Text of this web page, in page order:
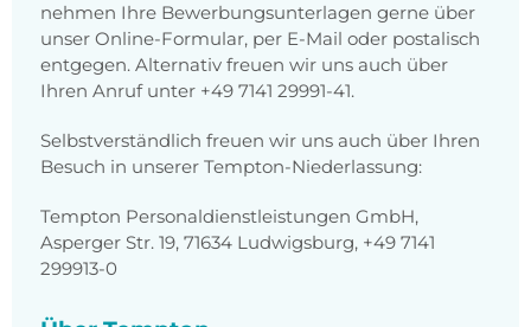
nehmen Ihre Bewerbungsunterlagen gerne über
unser Online-Formular, per E-Mail oder postalisch
entgegen. Alternativ freuen wir uns auch über
Ihren Anruf unter +49 7141 29991-41.
Selbstverständlich freuen wir uns auch über Ihren
Besuch in unserer Tempton-Niederlassung:
Tempton Personaldienstleistungen GmbH,
Asperger Str. 19, 71634 Ludwigsburg, +49 7141
299913-0